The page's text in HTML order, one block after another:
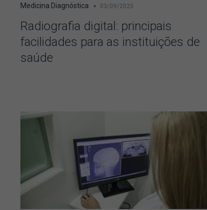
Medicina Diagnóstica 03/09/2025
Radiografia digital: principais
facilidades para as instituições de
saúde